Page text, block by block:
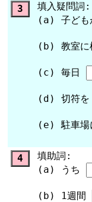
3
填入疑問詞:
(a) 子ども
(b) 教室に
(c) 毎日
(d) 切符を
(e) 駐車場
4
填助詞:
(a) うち
(b) 1週間